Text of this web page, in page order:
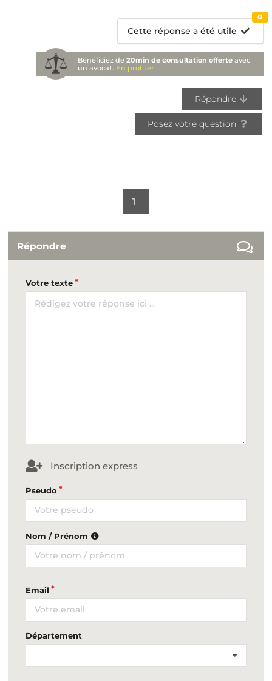
Cette réponse a été utile
0
Bénéficiez de20min de consultation offerte avec
un avocat. En profiter
Répondre
Posez votre question
1
Répondre
Votre texte
Inscription express
Pseudo
Nom / Prénom
Email
Département